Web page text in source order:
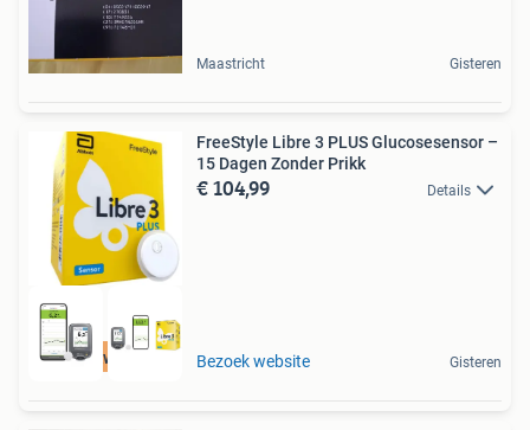
Maastricht Gisteren
Hoge kwaliteit
FreeStyle Libre 3 PLUS Glucosesensor –
15 Dagen Zonder Prikk
€ 104,99 Details
Bezoek website Gisteren